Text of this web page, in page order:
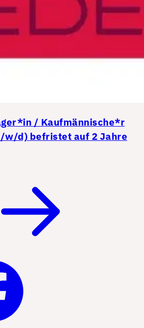
/ Kaufmännische*r
d) befristet auf 2 Jahre